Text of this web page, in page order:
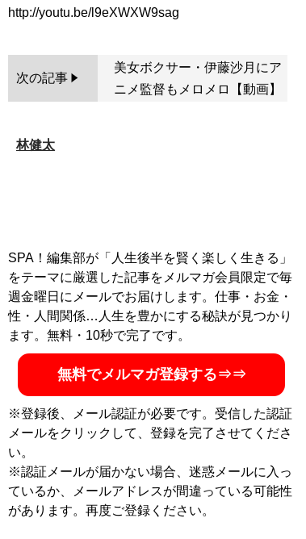
次の記事
美女ボクサー・伊藤沙月にア
ニメ監督もメロメロ【動画】
林健太
SPA！編集部が「人生後半を賢く楽しく生きる」
をテーマに厳選した記事をメルマガ会員限定で毎
週金曜日にメールでお届けします。仕事・お金・
性・人間関係…人生を豊かにする秘訣が見つかり
ます。無料・10秒で完了です。
無料でメルマガ登録する⇒⇒
※登録後、メール認証が必要です。受信した認証
メールをクリックして、登録を完了させてくださ
い。
※認証メールが届かない場合、迷惑メールに入っ
ているか、メールアドレスが間違っている可能性
があります。再度ご登録ください。